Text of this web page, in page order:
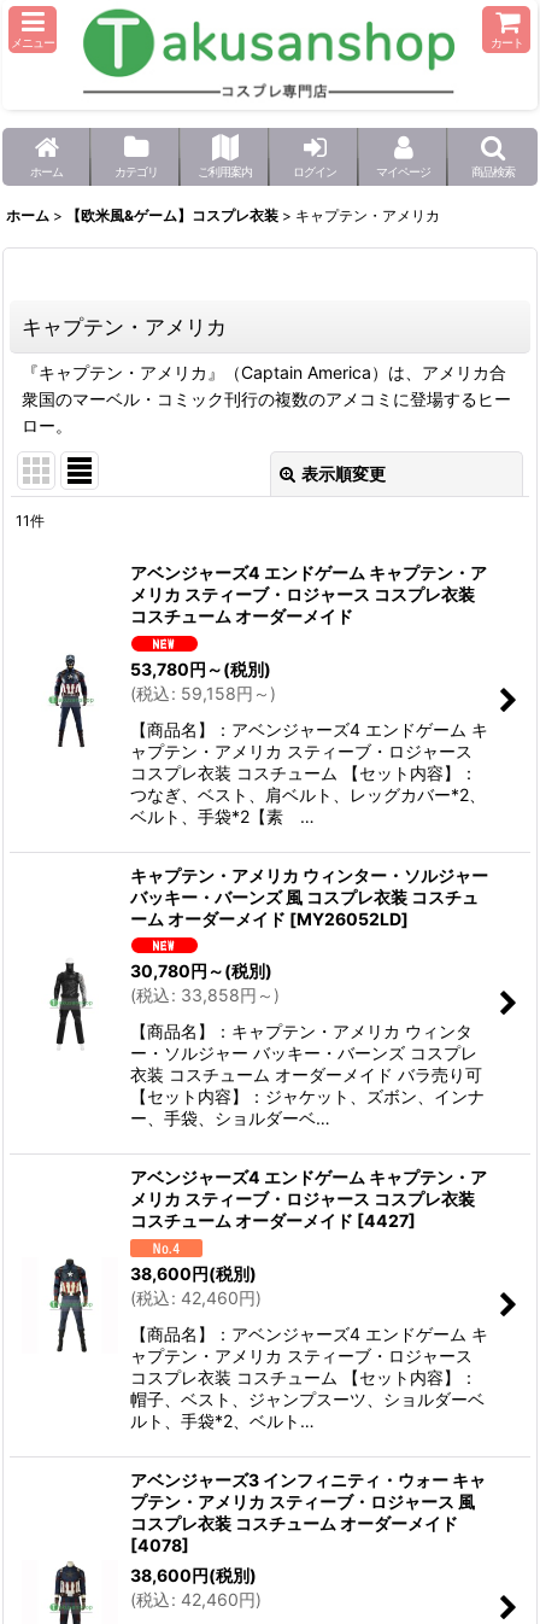
メニュー カート
ホーム カテゴリ ご利用案内 ログイン マイページ 商品検索
ホーム > 【欧米風&ゲーム】コスプレ衣装 > キャプテン・アメリカ
キャプテン・アメリカ
『キャプテン・アメリカ』（Captain America）は、アメリカ合
衆国のマーベル・コミック刊行の複数のアメコミに登場するヒー
ロー。
表示順変更
絞り込む
11件
アベンジャーズ4 エンドゲーム キャプテン・ア
メリカ スティーブ・ロジャース コスプレ衣装
コスチューム オーダーメイド
53,780円 ～(税別)
(税込: 59,158円 ～ )
【商品名】：アベンジャーズ4 エンドゲーム キ
ャプテン・アメリカ スティーブ・ロジャース
コスプレ衣装 コスチューム 【セット内容】：
つなぎ、ベスト、肩ベルト、レッグカバー*2、
ベルト、手袋*2【素 …
キャプテン・アメリカ ウィンター・ソルジャー
バッキー・バーンズ 風 コスプレ衣装 コスチュ
ーム オーダーメイド [MY26052LD]
30,780円 ～(税別)
(税込: 33,858円 ～ )
【商品名】：キャプテン・アメリカ ウィンタ
ー・ソルジャー バッキー・バーンズ コスプレ
衣装 コスチューム オーダーメイド バラ売り可
【セット内容】：ジャケット、ズボン、インナ
ー、手袋、ショルダーベ…
アベンジャーズ4 エンドゲーム キャプテン・ア
メリカ スティーブ・ロジャース コスプレ衣装
コスチューム オーダーメイド [4427]
38,600円(税別)
(税込: 42,460円)
【商品名】：アベンジャーズ4 エンドゲーム キ
ャプテン・アメリカ スティーブ・ロジャース
コスプレ衣装 コスチューム 【セット内容】：
帽子、ベスト、ジャンプスーツ、ショルダーベ
ルト、手袋*2、ベルト…
アベンジャーズ3 インフィニティ・ウォー キャ
プテン・アメリカ スティーブ・ロジャース 風
コスプレ衣装 コスチューム オーダーメイド
[4078]
38,600円(税別)
(税込: 42,460円)